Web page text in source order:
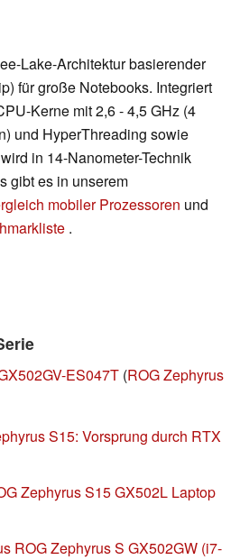
Lake-Architektur basierender
für große Notebooks. Integriert
Kerne mit 2,6 - 4,5 GHz (4
und HyperThreading sowie
in 14-Nanometer-Technik
gibt es in unserem
mobiler Prozessoren und
.
ES047T (ROG Zephyrus
S15: Vorsprung durch RTX
Zephyrus S15 GX502L Laptop
ROG Zephyrus S GX502GW (i7-